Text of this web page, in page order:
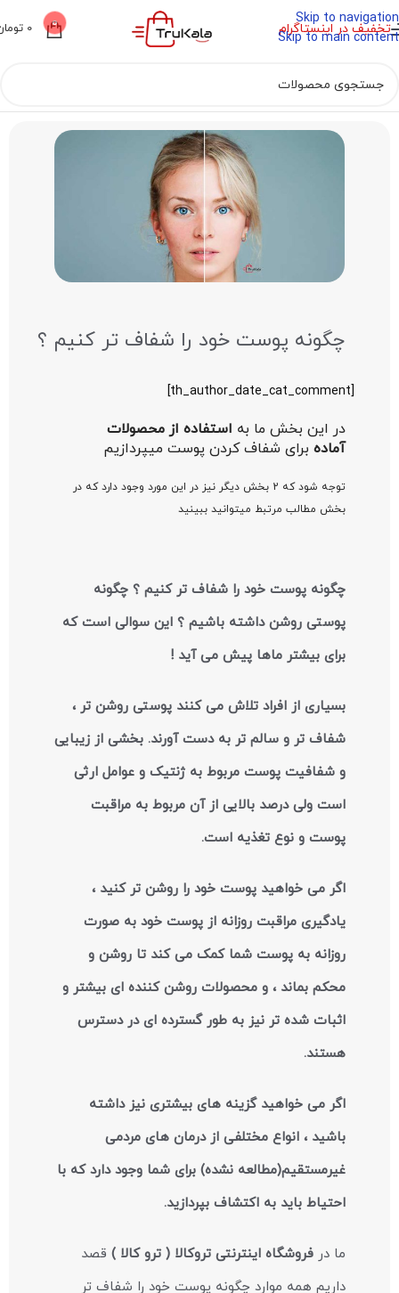
Skip to navigation
Skip to main content
تخفیف در اینستاگرام 0
0
چگونه پوست خود را شفاف تر کنیم ؟
[th_author_date_cat_comment]
در این بخش ما به استفاده از محصولات
آماده برای شفاف کردن پوست میپردازیم
توجه شود که 2 بخش دیگر نیز در این مورد وجود دارد که در
بخش مطالب مرتبط میتوانید ببینید
چگونه پوست خود را شفاف تر کنیم ؟ چگونه
پوستی روشن داشته باشیم ؟ این سوالی است که
برای بیشتر ماها پیش می آید !
بسیاری از افراد تلاش می کنند پوستی روشن تر ،
شفاف تر و سالم تر به دست آورند. بخشی از زیبایی
و شفافیت پوست مربوط به ژنتیک و عوامل ارثی
است ولی درصد بالایی از آن مربوط به مراقبت
پوست و نوع تغذیه است.
اگر می خواهید پوست خود را روشن تر کنید ،
یادگیری مراقبت روزانه از پوست خود به صورت
روزانه به پوست شما کمک می کند تا روشن و
محکم بماند ، و محصولات روشن کننده ای بیشتر و
اثبات شده تر نیز به طور گسترده ای در دسترس
هستند.
اگر می خواهید گزینه های بیشتری نیز داشته
باشید ، انواع مختلفی از درمان های مردمی
غیرمستقیم(مطالعه نشده) برای شما وجود دارد که با
احتیاط باید به اکتشاف بپردازید.
ما در فروشگاه اینترنتی تروکالا ( ترو کالا ) قصد
داریم همه موارد چگونه پوست خود را شفاف تر